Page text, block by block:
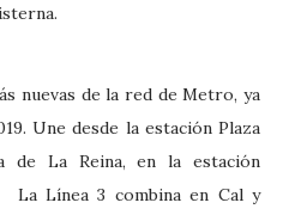
nuevas de la red de Metro, ya
Une desde la estación Plaza
de La Reina, en la estación
La Línea 3 combina en Cal y